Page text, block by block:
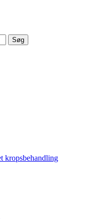
kropsbehandling